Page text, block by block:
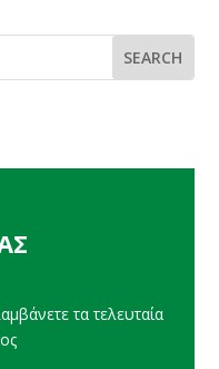
τα τελευταία